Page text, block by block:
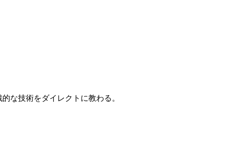
な技術をダイレクトに教わる。